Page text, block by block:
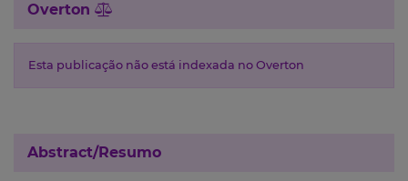
Overton
Esta publicação não está indexada no Overton
Abstract/Resumo